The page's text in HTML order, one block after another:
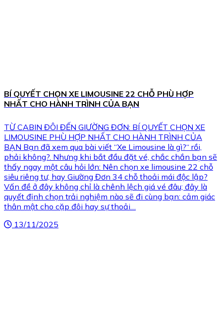
BÍ QUYẾT CHỌN XE LIMOUSINE 22 CHỖ PHÙ HỢP
NHẤT CHO HÀNH TRÌNH CỦA BẠN
TỪ CABIN ĐÔI ĐẾN GIƯỜNG ĐƠN: BÍ QUYẾT CHỌN XE
LIMOUSINE PHÙ HỢP NHẤT CHO HÀNH TRÌNH CỦA
BẠN Bạn đã xem qua bài viết “Xe Limousine là gì?“ rồi,
phải không?. Nhưng khi bắt đầu đặt vé, chắc chắn bạn sẽ
thấy ngay một câu hỏi lớn: Nên chọn xe limousine 22 chỗ
siêu riêng tư, hay Giường Đơn 34 chỗ thoải mái độc lập?
Vấn đề ở đây không chỉ là chênh lệch giá vé đâu; đây là
quyết định chọn trải nghiệm nào sẽ đi cùng bạn: cảm giác
thân mật cho cặp đôi hay sự thoải…
13/11/2025